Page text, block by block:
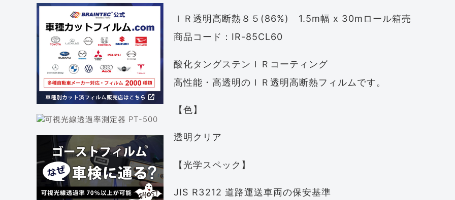
ＩＲ透明高断熱８５(86%) 1.5m幅 x 30mロール箱売
商品コード：IR-85CL60
酸化タングステンＩＲコーティング
高性能・高透明のＩＲ透明高断熱フィルムです。
【色】
透明クリア
【光学スペック】
JIS R3212 道路運送車両の保安基準